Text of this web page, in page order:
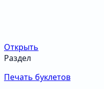
Открыть
Раздел
Печать буклетов